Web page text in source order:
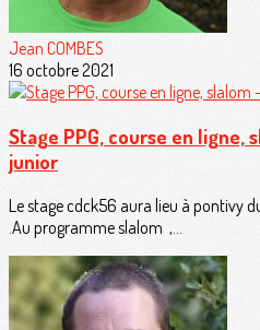
Jean COMBES
16 octobre 2021
Stage PPG, course en ligne,
junior
Le stage cdck56 aura lieu à pontivy
.Au programme slalom ,...